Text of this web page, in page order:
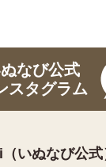
なび公式
スタグラム
いぬなび公式